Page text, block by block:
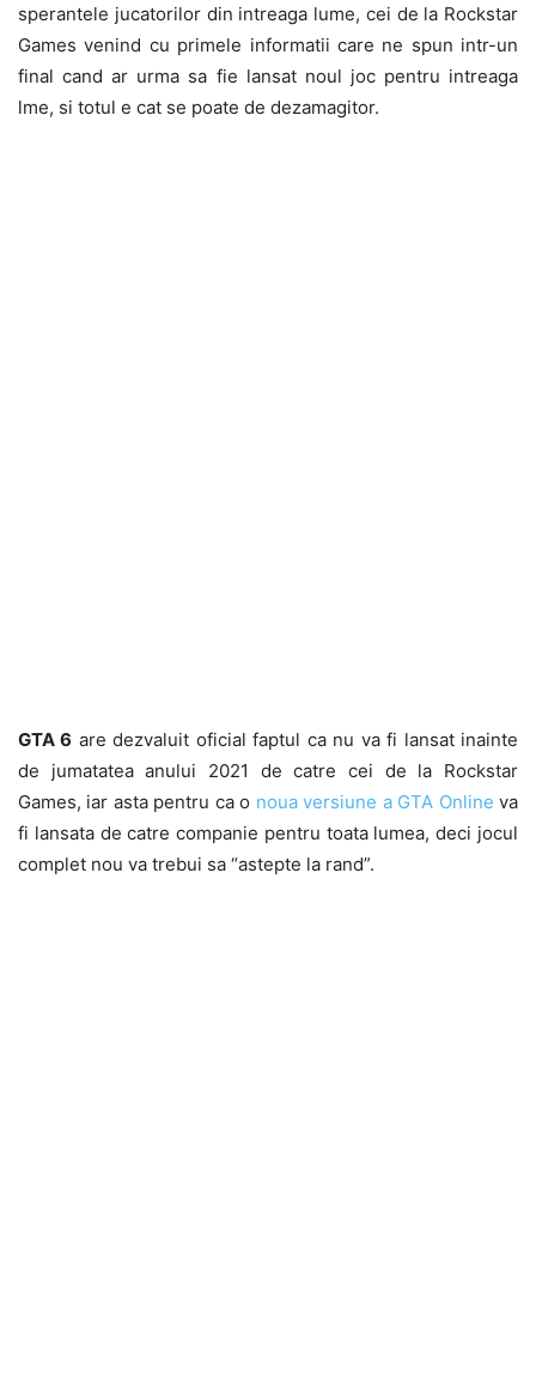
sperantele jucatorilor din intreaga lume, cei de la Rockstar
Games venind cu primele informatii care ne spun intr-un
final cand ar urma sa fie lansat noul joc pentru intreaga
lme, si totul e cat se poate de dezamagitor.
GTA 6 are dezvaluit oficial faptul ca nu va fi lansat inainte
de jumatatea anului 2021 de catre cei de la Rockstar
Games, iar asta pentru ca o noua versiune a GTA Online va
fi lansata de catre companie pentru toata lumea, deci jocul
complet nou va trebui sa “astepte la rand”.